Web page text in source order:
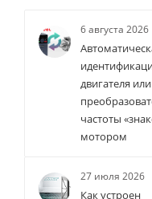
6 августа 2026
двигателя
частоты
мотором
27 июля 2026
Как устроен